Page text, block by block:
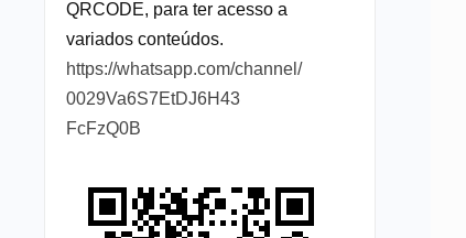
QRCODE, para ter acesso a
variados conteúdos.
https://whatsapp.com/channel/
0029Va6S7EtDJ6H43
FcFzQ0B